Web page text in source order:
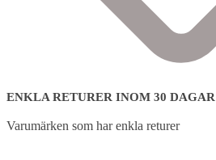
ENKLA RETURER INOM 30 DAGAR
Varumärken som har enkla returer